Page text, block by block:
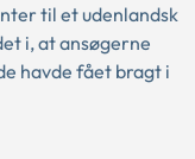
til et udenlandsk
i, at ansøgerne
havde fået bragt i